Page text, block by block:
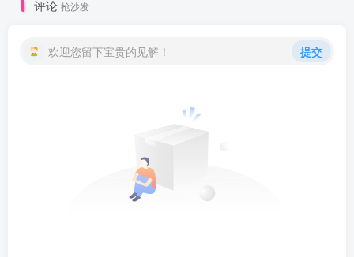
评论 抢沙发
欢迎您留下宝贵的见解！ 提交